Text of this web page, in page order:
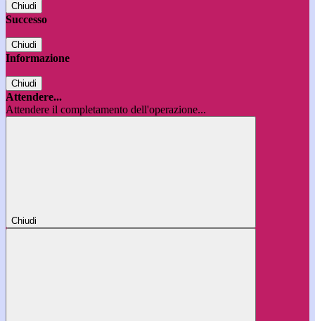
Chiudi
Successo
Chiudi
Informazione
Chiudi
Attendere...
Attendere il completamento dell'operazione...
Chiudi